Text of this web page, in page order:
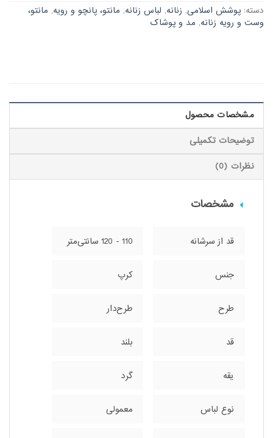
دسته: پوشش اسلامی, زنانه, لباس زنانه, مانتو، پانچو و رویه, مانتو،
وست و رویه زنانه, مد و پوشاک
مشخصات محصول
توضیحات تکمیلی
نظرات (0)
مشخصات
قد از سرشانه 110 - 120 سانتی‌متر
جنس کرپ
طرح طرح‌دار
قد بلند
یقه گرد
نوع لباس معمولی